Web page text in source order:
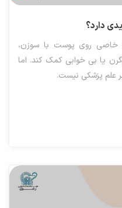
دارد؟
خاصی روی پوست با سوزن،
یا بی خوابی کمک کند. اما
علم پزشکی نیست.